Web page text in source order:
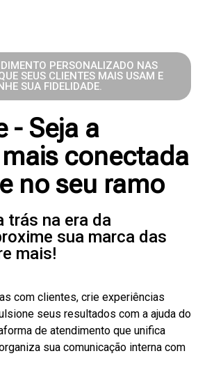
PERSONALIZADO NAS
SEUS CLIENTES MAIS USAM E
SUA FIDELIDADE.
- Seja a
conectada
no seu ramo
trás na era da
sua marca das
mais!
com clientes, crie experiências
seus resultados com a ajuda do
de atendimento que unifica
sua comunicação interna com